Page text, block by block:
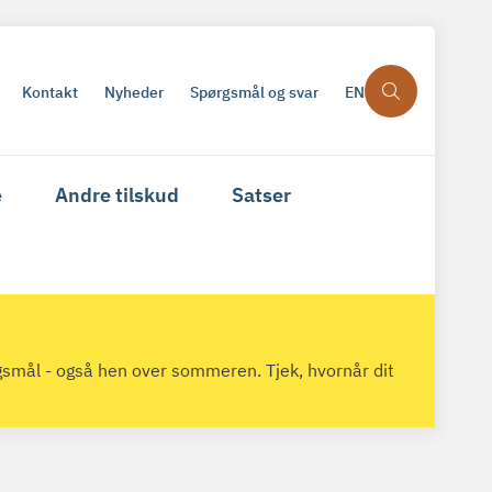
Kontakt Nyheder Spørgsmål og svar EN
Andre tilskud Satser
- også hen over sommeren. Tjek, hvornår dit